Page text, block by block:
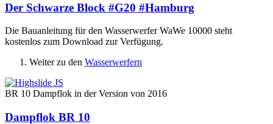
Der Schwarze Block #G20 #Hamburg
Die Bauanleitung für den Wasserwerfer WaWe 10000 steht
kostenlos zum Download zur Verfügung.
Weiter zu den Wasserwerfern
BR 10 Dampflok in der Version von 2016
Dampflok BR 10